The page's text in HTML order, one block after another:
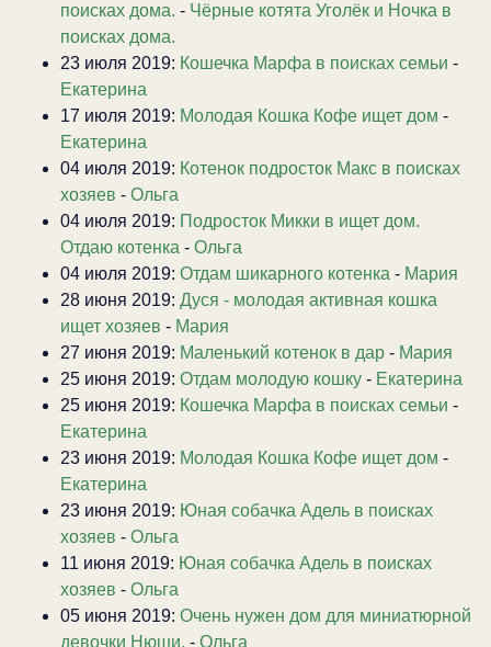
поисках дома. - Чёрные котята Уголёк и Ночка в
поисках дома.
23 июля 2019: Кошечка Марфа в поисках семьи -
Екатерина
17 июля 2019: Молодая Кошка Кофе ищет дом -
Екатерина
04 июля 2019: Котенок подросток Макс в поисках
хозяев - Ольга
04 июля 2019: Подросток Микки в ищет дом.
Отдаю котенка - Ольга
04 июля 2019: Отдам шикарного котенка - Мария
28 июня 2019: Дуся - молодая активная кошка
ищет хозяев - Мария
27 июня 2019: Маленький котенок в дар - Мария
25 июня 2019: Отдам молодую кошку - Екатерина
25 июня 2019: Кошечка Марфа в поисках семьи -
Екатерина
23 июня 2019: Молодая Кошка Кофе ищет дом -
Екатерина
23 июня 2019: Юная собачка Адель в поисках
хозяев - Ольга
11 июня 2019: Юная собачка Адель в поисках
хозяев - Ольга
05 июня 2019: Очень нужен дом для миниатюрной
девочки Нюши. - Ольга